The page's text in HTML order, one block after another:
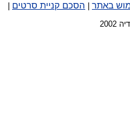
באתר הסכם קניית סרטים